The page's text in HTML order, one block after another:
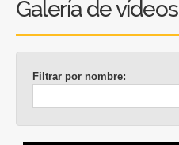
Galería de vídeos
Filtrar por nombre: